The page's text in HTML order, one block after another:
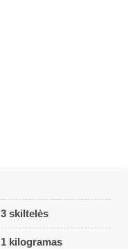
3 skiltelės
1 kilogramas